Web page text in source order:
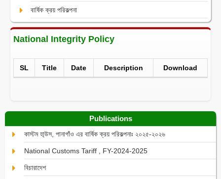
বার্ষিক ক্রয় পরিকল্পনা
National Integrity Policy
SL Title Date Description Download
Publications
কাস্টম হা্উস, পানাগাঁও এর বার্ষিক ক্রয় পরিকল্পনাঃ ২০২৫-২০২৬
National Customs Tariff , FY-2024-2025
বিচারাদেশ